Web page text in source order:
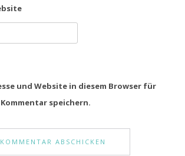
und Website in diesem Browser für
speichern.